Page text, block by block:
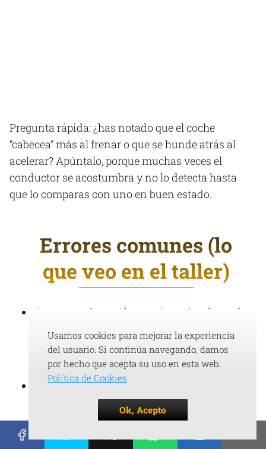
Pregunta rápida: ¿has notado que el coche
“cabecea” más al frenar o que se hunde atrás al
acelerar? Apúntalo, porque muchas veces el
conductor se acostumbra y no lo detecta hasta
que lo comparas con uno en buen estado.
Errores comunes (lo
que veo en el taller)
Apretar mal o con herramienta inadecuada:
se desaconseja usar herramientas que
dañen el vástago del pistón, porque puedes
marcarlo y provocar fugas.
Sujetar el vástago de forma incorrecta
(pinzas, mordazas, etc.) o apretar “a lo bruto”:
puede acabar en daños y pérdida de aceite.
Montar con tensión y no en posición
Usamos cookies para mejorar la experiencia
del usuario. Si continúa navegando, damos
por hecho que acepta su uso en esta web.
Política de Cookies
Ok, Acepto